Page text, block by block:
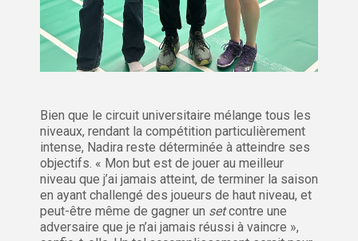
Bien que le circuit universitaire mélange tous les
niveaux, rendant la compétition particulièrement
intense, Nadira reste déterminée à atteindre ses
objectifs. « Mon but est de jouer au meilleur
niveau que j’ai jamais atteint, de terminer la saison
en ayant challengé des joueurs de haut niveau, et
peut-être même de gagner un setcontre une
adversaire que je n’ai jamais réussi à vaincre »,